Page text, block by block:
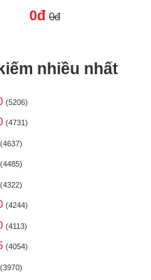
0đ 0đ
nhiều nhất
(5206)
(4731)
(4637)
(4485)
(4322)
(4244)
(4113)
(4054)
(3970)